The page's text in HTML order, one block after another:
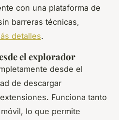
con una plataforma de
barreras técnicas,
detalles.
el explorador
desde el
de descargar
Funciona tanto
lo que permite